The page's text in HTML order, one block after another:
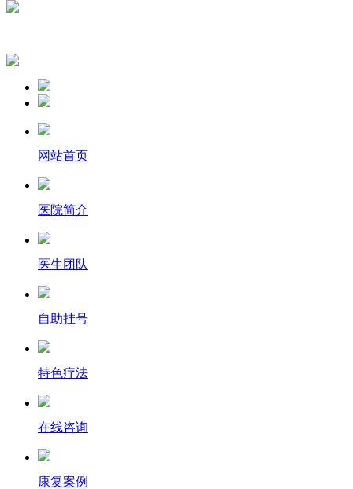
网站首页
医院简介
医生团队
自助挂号
特色疗法
在线咨询
康复案例